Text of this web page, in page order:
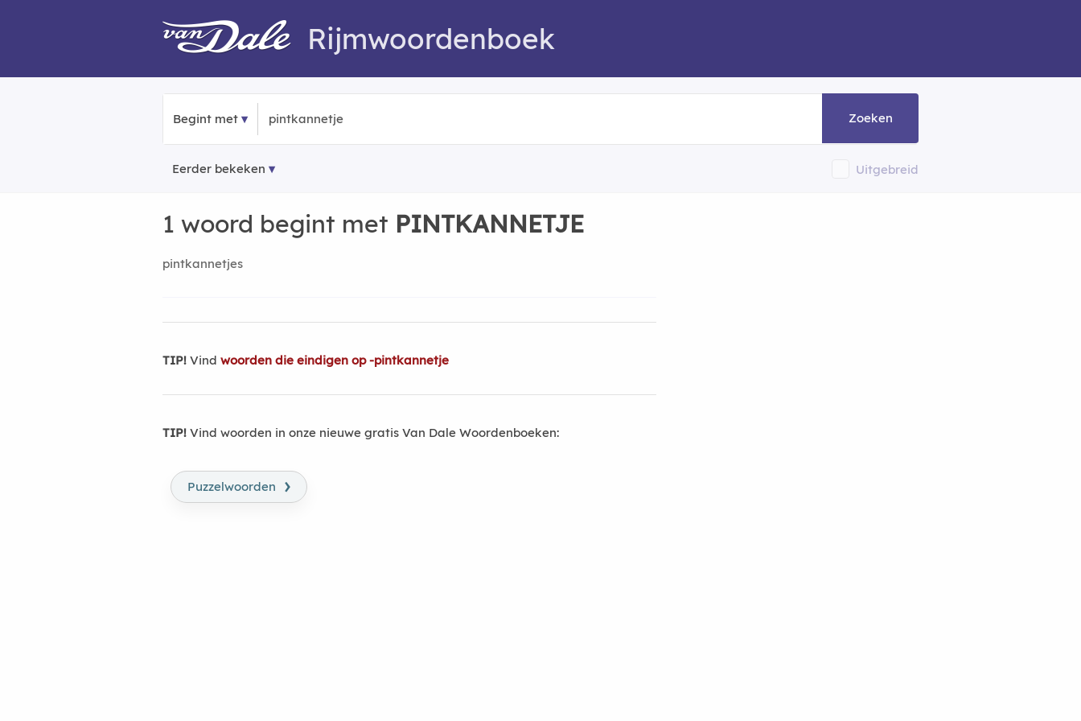
Rijmwoordenboek
Begint met Zoeken
Eerder bekeken Uitgebreid
1 woord begint met PINTKANNETJE
pintkannetjes
TIP! Vind woorden die eindigen op -pintkannetje
TIP! Vind woorden in onze nieuwe gratis Van Dale Woordenboeken:
Puzzelwoorden ›